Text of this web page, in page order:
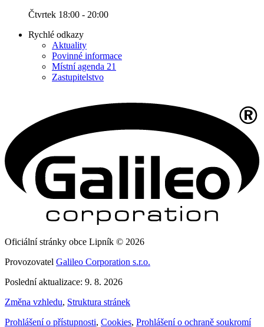
Čtvrtek 18:00 - 20:00
Rychlé odkazy
Aktuality
Povinné informace
Místní agenda 21
Zastupitelstvo
Oficiální stránky obce Lipník © 2026
Provozovatel Galileo Corporation s.r.o.
Poslední aktualizace: 9. 8. 2026
Změna vzhledu, Struktura stránek
Prohlášení o přístupnosti, Cookies, Prohlášení o ochraně soukromí